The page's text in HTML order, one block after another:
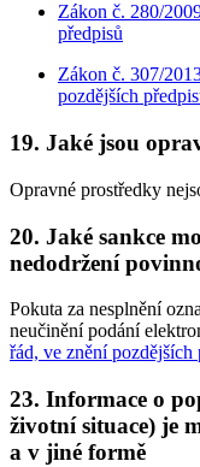
Zákon č. 280/
předpisů
Zákon č. 307/
pozdějších
19. Jaké jsou
Opravné prostředky
20. Jaké sankce
nedodržení
Pokuta za nesplnění
neučinění podání
řád, ve znění pozdějších
23. Informace o
životní situace) je
a v jiné formě